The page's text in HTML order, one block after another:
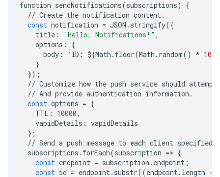
function sendNotifications(subscriptions)
{
// Create the notification content.
const notification = JSON . stringify({
title : "Hello, Notifications!" ,
options :
{
body : `ID : ${Math . floor(Math . random() * 100
}
});
// Customize how the push service should attempt
// And provide authentication information .
const options = {
TTL : 10000,
vapidDetails : vapidDetails
};
// Send a push message to each client specified
subscriptions . forEach(subscription => {
const endpoint = subscription . endpoint ;
const id = endpoint. substr((endpoint. length -